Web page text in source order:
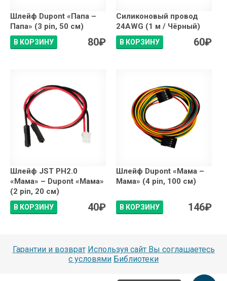
Шлейф Dupont «Папа –
Папа» (3 pin, 50 см)
В КОРЗИНУ 80₽
Силиконовый провод
24AWG (1 м / Чёрный)
В КОРЗИНУ 60₽
Шлейф JST PH2.0
«Мама» – Dupont «Мама»
(2 pin, 20 см)
В КОРЗИНУ 40₽
Шлейф Dupont «Мама –
Мама» (4 pin, 100 см)
В КОРЗИНУ 146₽
Гарантии и возврат Используя сайт Вы соглашаетесь
с условями Библиотеки